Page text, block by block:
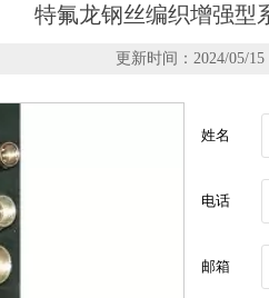
特氟龙钢丝编织增强型
更新时间：2024/05/15
姓名
电话
邮箱